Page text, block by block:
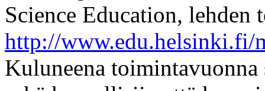
Science Education, lehden
http://www.edu.helsinki.fi/
Kuluneena toimintavuonna